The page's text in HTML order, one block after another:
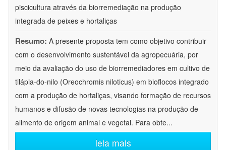
piscicultura através da biorremediação na produção
integrada de peixes e hortaliças
Resumo: A presente proposta tem como objetivo contribuir
com o desenvolvimento sustentável da agropecuária, por
meio da avaliação do uso de biorremediadores em cultivo de
tilápia-do-nilo (Oreochromis niloticus) em bioflocos integrado
com a produção de hortaliças, visando formação de recursos
humanos e difusão de novas tecnologias na produção de
alimento de origem animal e vegetal. Para obte...
leia mais